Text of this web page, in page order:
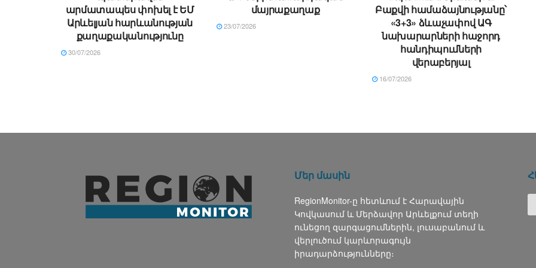
արմատապես փոխել է ԵՄ
Արևելյան հարևանության
քաղաքականությունը
30/07/2026
մայրաքաղաք
23/07/2026
Բաքվի համաձայնությանը՝
«3+3» ձևաչափով ԱԳ
նախարարների հաջորդ
հանդիպումների
վերաբերյալ
16/07/2026
Մեր մասին
RegionMonitor-ը հետևում է Հարավային
Կովկասում և Մերձավոր Արևելքում տեղի
ունեցող զարգացումներին, լուսաբանում և
վերլուծում կարևորագույն
իրադարձությունները։